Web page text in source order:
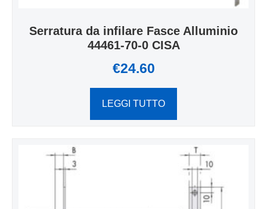
Serratura da infilare Fasce Alluminio
44461-70-0 CISA
€24.60
LEGGI TUTTO